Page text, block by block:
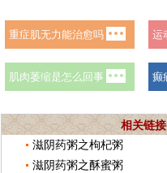
相关链接
滋阴药粥之枸杞粥
滋阴药粥之酥蜜粥